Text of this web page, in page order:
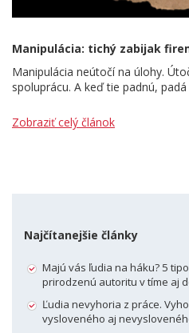
Manipulácia: tichý zabijak
Manipulácia neútočí na úlohy.
spoluprácu. A keď tie padnú,
Zobraziť celý článok
Najčítanejšie články
Majú vás ľudia na háku? 5
prirodzenú autoritu v tíme aj
Ľudia nevyhoria z práce.
vysloveného aj